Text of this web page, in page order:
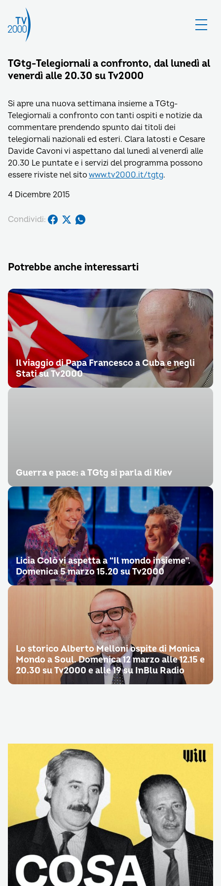
TGtg-Telegiornali a confronto, dal lunedì al
venerdì alle 20.30 su Tv2000
Si apre una nuova settimana insieme a TGtg-
Telegiornali a confronto con tanti ospiti e notizie da
commentare prendendo spunto dai titoli dei
telegiornali nazionali ed esteri. Clara Iatosti e Cesare
Davide Cavoni vi aspettano dal lunedì al venerdì alle
20.30 Le puntate e i servizi del programma possono
essere riviste nel sito www.tv2000.it/tgtg.
4 Dicembre 2015
Condividi:
Potrebbe anche interessarti
Il viaggio di Papa Francesco a Cuba e negli
Stati su Tv2000
Guerra e pace: a TGtg si parla di Kiev
Licia Colò vi aspetta a “Il mondo insieme”.
Domenica 5 marzo 15.20 su Tv2000
Lo storico Alberto Melloni ospite di Monica
Mondo a Soul. Domenica 12 marzo alle 12.15 e
20.30 su Tv2000 e alle 19 su InBlu Radio